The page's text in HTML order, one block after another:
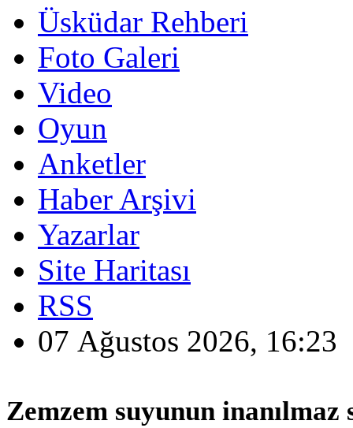
Üsküdar Rehberi
Foto Galeri
Video
Oyun
Anketler
Haber Arşivi
Yazarlar
Site Haritası
RSS
07 Ağustos 2026, 16:23
Zemzem suyunun inanılmaz